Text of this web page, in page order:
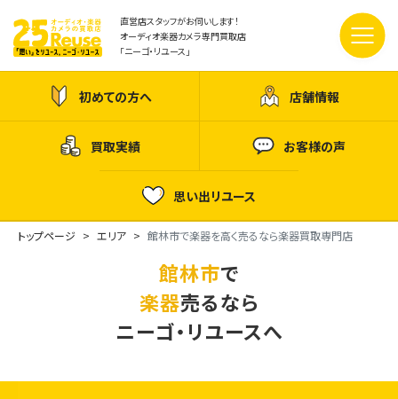
直営店スタッフがお伺いします！
オーディオ楽器カメラ専門買取店
「ニーゴ・リユース」
初めての方へ 店舗情報
買取実績 お客様の声
思い出リユース
トップページ エリア 館林市で楽器を高く売るなら楽器買取専門店
館林市で
楽器売るなら
ニーゴ・リユースへ